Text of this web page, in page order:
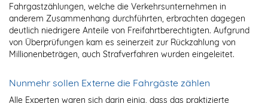
Fahrgastzählungen, welche die Verkehrsunternehmen in
anderem Zusammenhang durchführten, erbrachten dagegen
deutlich niedrigere Anteile von Freifahrtberechtigten. Aufgrund
von Überprüfungen kam es seinerzeit zur Rückzahlung von
Millionenbeträgen, auch Strafverfahren wurden eingeleitet.
Nunmehr sollen Externe die Fahrgäste zählen
Alle Experten waren sich darin einig, dass das praktizierte